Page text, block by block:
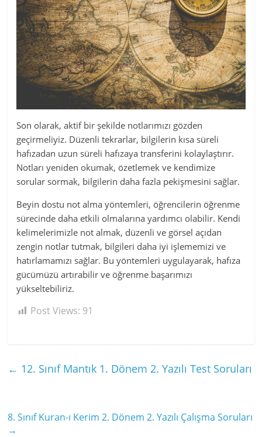
Son olarak, aktif bir şekilde notlarımızı gözden
geçirmeliyiz. Düzenli tekrarlar, bilgilerin kısa süreli
hafızadan uzun süreli hafızaya transferini kolaylaştırır.
Notları yeniden okumak, özetlemek ve kendimize
sorular sormak, bilgilerin daha fazla pekişmesini sağlar.
Beyin dostu not alma yöntemleri, öğrencilerin öğrenme
sürecinde daha etkili olmalarına yardımcı olabilir. Kendi
kelimelerimizle not almak, düzenli ve görsel açıdan
zengin notlar tutmak, bilgileri daha iyi işlememizi ve
hatırlamamızı sağlar. Bu yöntemleri uygulayarak, hafıza
gücümüzü artırabilir ve öğrenme başarımızı
yükseltebiliriz.
Post Views: 91
← 12. Sınıf Mantık 1. Dönem 2. Yazılı Test Soruları
8. Sınıf Kuran-ı Kerim 2. Dönem 2. Yazılı Çalışma Soruları
→